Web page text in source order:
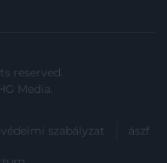
reserved.
Media.
szabályzat ászf